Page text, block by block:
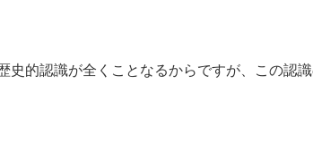
史的認識が全くことなるからですが、この認